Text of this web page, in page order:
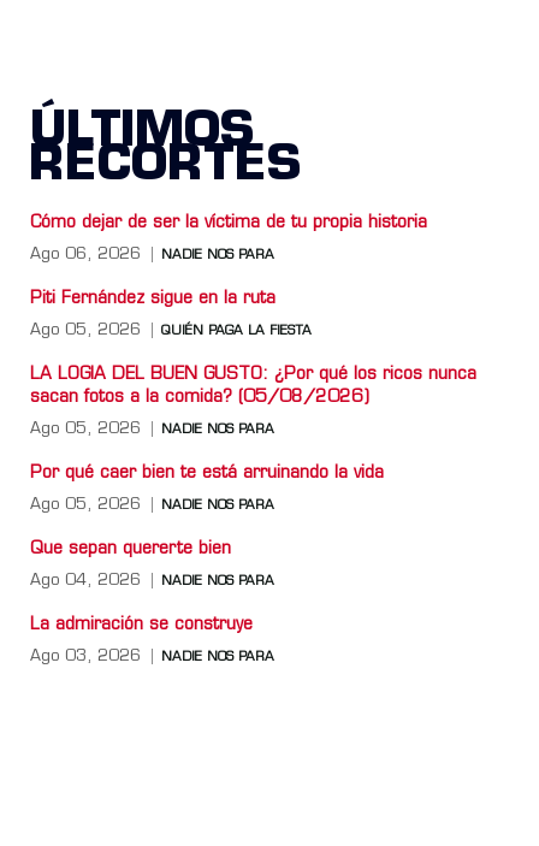
ÚLTIMOS
RECORTES
Cómo dejar de ser la víctima de tu propia historia
Ago 06, 2026 NADIE NOS PARA
Piti Fernández sigue en la ruta
Ago 05, 2026 QUIÉN PAGA LA FIESTA
LA LOGIA DEL BUEN GUSTO: ¿Por qué los ricos nunca
sacan fotos a la comida? (05/08/2026)
Ago 05, 2026 NADIE NOS PARA
Por qué caer bien te está arruinando la vida
Ago 05, 2026 NADIE NOS PARA
Que sepan quererte bien
Ago 04, 2026 NADIE NOS PARA
La admiración se construye
Ago 03, 2026 NADIE NOS PARA